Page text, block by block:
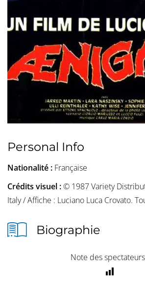
Personal Info
Nationalité : Française
Crédits visuel :© 1987 Variety
Italy / Affiche : Luciano Luca Crovato.
Biographie
Note des